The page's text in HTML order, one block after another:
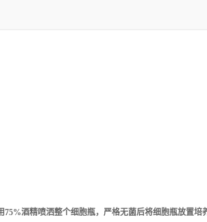
酒精喷洒整个细胞瓶， 严格无菌后将细胞瓶放置培